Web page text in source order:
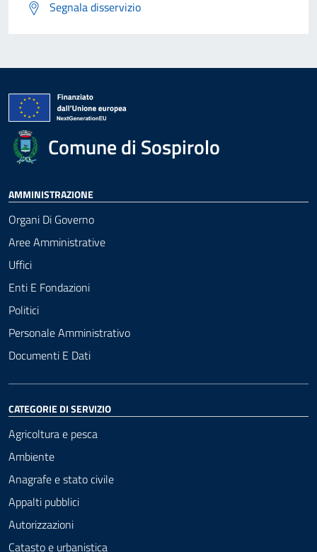
Segnala disservizio
Comune di Sospirolo
AMMINISTRAZIONE
Organi Di Governo
Aree Amministrative
Uffici
Enti E Fondazioni
Politici
Personale Amministrativo
Documenti E Dati
CATEGORIE DI SERVIZIO
Agricoltura e pesca
Ambiente
Anagrafe e stato civile
Appalti pubblici
Autorizzazioni
Catasto e urbanistica